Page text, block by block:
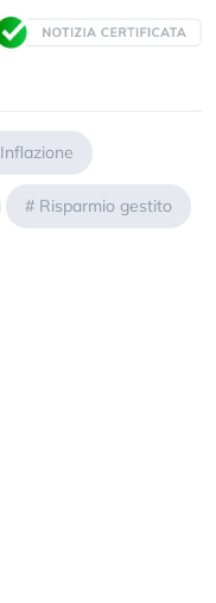
Inflazione
# Risparmio gestito